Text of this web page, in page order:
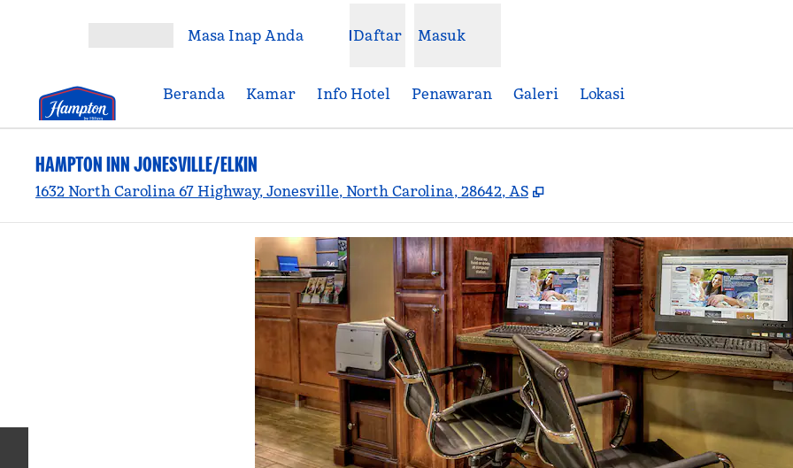
Masa Inap Anda Daftar Masuk
Beranda Kamar Info Hotel Penawaran Galeri Lokasi
HAMPTON INN JONESVILLE/ELKIN
1632 North Carolina 67 Highway, Jonesville, North Carolina, 28642, AS ,